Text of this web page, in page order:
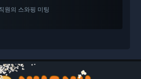
원의 스와핑 미팅